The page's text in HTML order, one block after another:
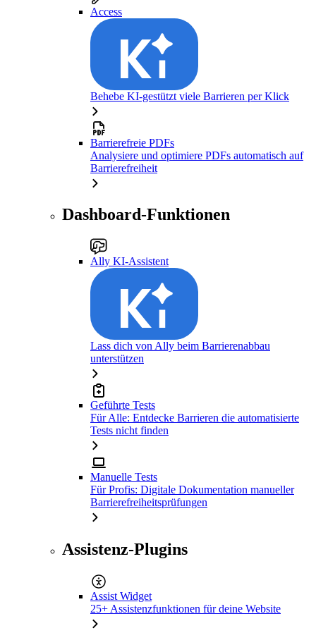
Access
Behebe KI-gestützt viele Barrieren per Klick
Barrierefreie PDFs
Analysiere und optimiere PDFs automatisch auf
Barrierefreiheit
Dashboard-Funktionen
Ally KI-Assistent
Lass dich von Ally beim Barrierenabbau
unterstützen
Geführte Tests
Für Alle: Entdecke Barrieren die automatisierte
Tests nicht finden
Manuelle Tests
Für Profis: Digitale Dokumentation manueller
Barrierefreiheitsprüfungen
Assistenz-Plugins
Assist Widget
25+ Assistenzfunktionen für deine Website